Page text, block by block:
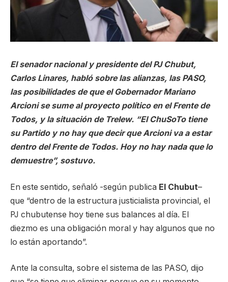
El senador nacional y presidente del PJ Chubut,
Carlos Linares, habló sobre las alianzas, las PASO,
las posibilidades de que el Gobernador Mariano
Arcioni se sume al proyecto político en el Frente de
Todos, y la situación de Trelew. “El ChuSoTo tiene
su Partido y no hay que decir que Arcioni va a estar
dentro del Frente de Todos. Hoy no hay nada que lo
demuestre”, sostuvo.
En este sentido, señaló -según publica El Chubut–
que “dentro de la estructura justicialista provincial, el
PJ chubutense hoy tiene sus balances al día. El
diezmo es una obligación moral y hay algunos que no
lo están aportando”.
Ante la consulta, sobre el sistema de las PASO, dijo